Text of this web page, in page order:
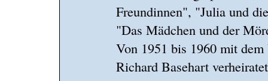
Freundinnen", "Julia und
"Das Mädchen und der
Von 1951 bis 1960 mit
Richard Basehart